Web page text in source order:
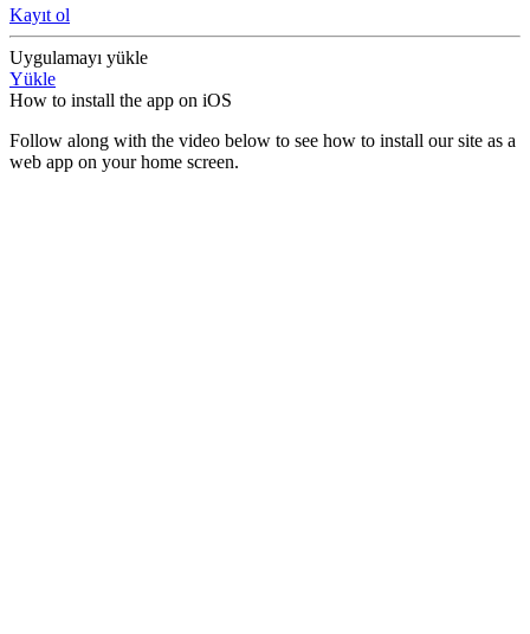
Kayıt ol
Uygulamayı yükle
Yükle
How to install the app on iOS
Follow along with the video below to see how to install our site as a
web app on your home screen.